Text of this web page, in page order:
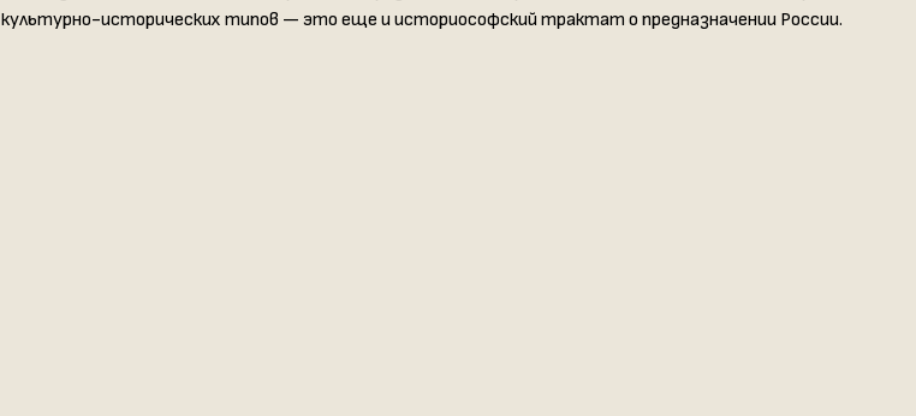
культурно-исторических типов — это еще и историософский трактат о предназначении России.